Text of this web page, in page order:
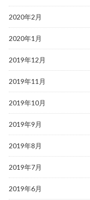
2020年2月
2020年1月
2019年12月
2019年11月
2019年10月
2019年9月
2019年8月
2019年7月
2019年6月